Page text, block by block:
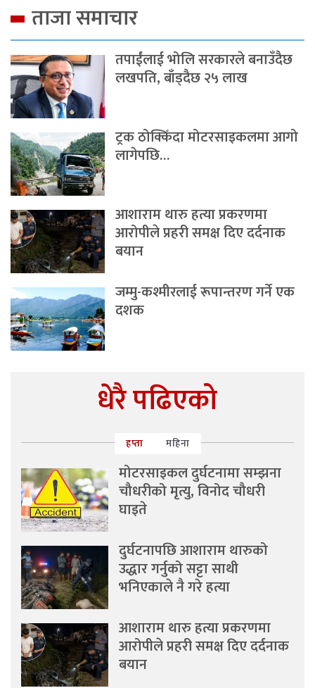
ताजा समाचार
तपाईंलाई भोलि सरकारले बनाउँदैछ
लखपति, बाँड्दैछ २५ लाख
ट्रक ठोक्किँदा मोटरसाइकलमा आगो
लागेपछि…
आशाराम थारु हत्या प्रकरणमा
आरोपीले प्रहरी समक्ष दिए दर्दनाक
बयान
जम्मु-कश्मीरलाई रूपान्तरण गर्ने एक
दशक
धेरै पढिएको
हप्ता महिना
मोटरसाइकल दुर्घटनामा सम्झना
चौधरीको मृत्यु, विनोद चौधरी
घाइते
दुर्घटनापछि आशाराम थारुको
उद्धार गर्नुको सट्टा साथी
भनिएकाले नै गरे हत्या
आशाराम थारु हत्या प्रकरणमा
आरोपीले प्रहरी समक्ष दिए दर्दनाक
बयान